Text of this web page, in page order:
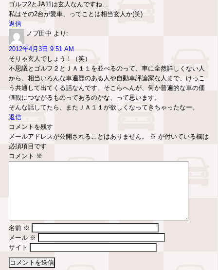
ゴルフ2とJA11は玄人なんですね…
私はその2台が愛車、ってことは相当玄人か(笑)
返信
ノブ田中 より:
2012年4月3日 9:51 AM
そりゃ玄人でしょう！（笑）
不思議とゴルフ２とＪＡ１１を並べるのって、車に全然詳しくない人
から、相当いろんな車遍歴のある人や自動車評論家な人まで、けっこ
う共通して出てくる話なんです。そこらへんが、何か普遍的な車の価
値観につながるものってあるのかな、って思います。
そんな話してたら、またＪＡ１１が欲しくなってきちゃったなー。
返信
コメントを残す
メールアドレスが公開されることはありません。
※ が付いている欄は
必須項目です
コメント ※
名前 ※
メール ※
サイト